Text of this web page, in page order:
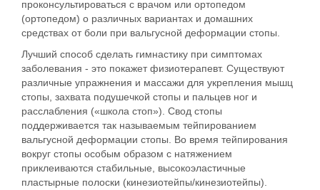
проконсультироваться с врачом или ортопедом
(ортопедом) о различных вариантах и домашних
средствах от боли при вальгусной деформации стопы.
Лучший способ сделать гимнастику при симптомах
заболевания - это покажет физиотерапевт. Существуют
различные упражнения и массажи для укрепления мышц
стопы, захвата подушечкой стопы и пальцев ног и
расслабления («школа стоп»). Свод стопы
поддерживается так называемым тейпированием
вальгусной деформации стопы. Во время тейпирования
вокруг стопы особым образом с натяжением
приклеиваются стабильные, высокоэластичные
пластырные полоски (кинезиотейпы/кинезиотейпы).